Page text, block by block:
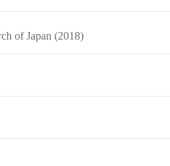
of Japan (2018)